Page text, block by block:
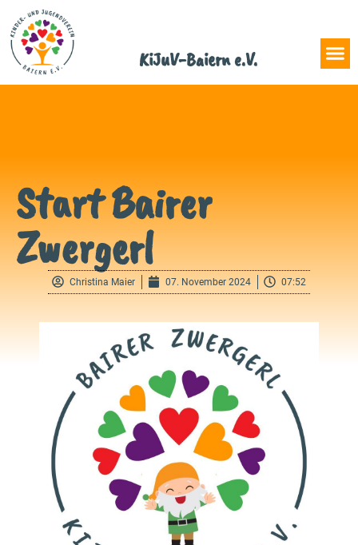
KiJuV-Baiern e.V.
Start Bairer
Zwergerl
Christina Maier 07. November 2024 07:52